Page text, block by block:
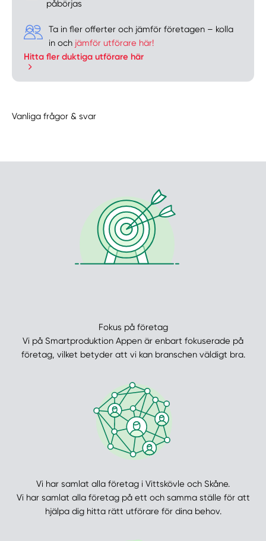
påbörjas
Ta in fler offerter och jämför företagen – kolla
in och jämför utförare här!
Hitta fler duktiga utförare här
Vanliga frågor & svar
Fokus på företag
Vi på Smartproduktion Appen är enbart fokuserade på
företag, vilket betyder att vi kan branschen väldigt bra.
Vi har samlat alla företag i Vittskövle och Skåne.
Vi har samlat alla företag på ett och samma ställe för att
hjälpa dig hitta rätt utförare för dina behov.